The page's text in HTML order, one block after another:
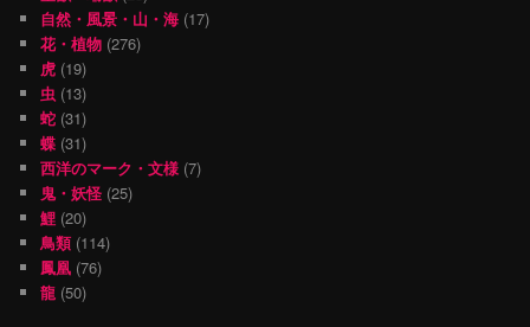
自然・風景・山・海 (17)
花・植物 (276)
虎 (19)
虫 (13)
蛇 (31)
蝶 (31)
西洋のマーク・文様 (7)
鬼・妖怪 (25)
鯉 (20)
鳥類(114)
鳳凰 (76)
龍 (50)